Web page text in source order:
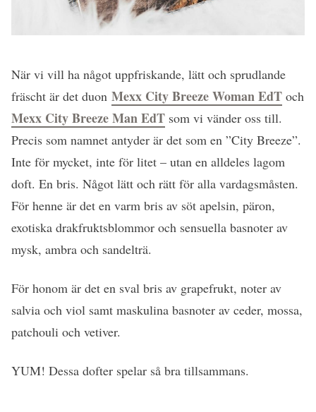
När vi vill ha något uppfriskande, lätt och sprudlande
fräscht är det duon Mexx City Breeze Woman EdT och
Mexx City Breeze Man EdT som vi vänder oss till.
Precis som namnet antyder är det som en ”City Breeze”.
Inte för mycket, inte för litet – utan en alldeles lagom
doft. En bris. Något lätt och rätt för alla vardagsmåsten.
För henne är det en varm bris av söt apelsin, päron,
exotiska drakfruktsblommor och sensuella basnoter av
mysk, ambra och sandelträ.
För honom är det en sval bris av grapefrukt, noter av
salvia och viol samt maskulina basnoter av ceder, mossa,
patchouli och vetiver.
YUM! Dessa dofter spelar så bra tillsammans.